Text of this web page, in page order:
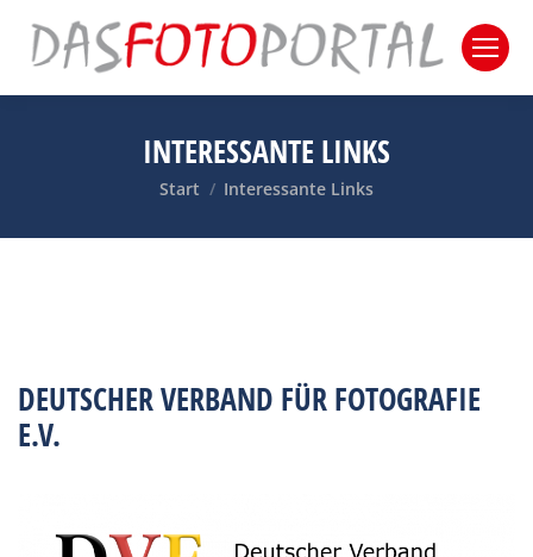
INTERESSANTE LINKS
Sie befinden sich hier:
Start Interessante Links
DEUTSCHER VERBAND FÜR FOTOGRAFIE
E.V.